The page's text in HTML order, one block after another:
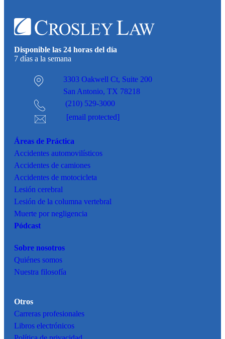
Disponible las 24 horas del día
7 días a la semana
3303 Oakwell Ct, Suite 200
San Antonio, TX 78218
(210) 529-3000
[email protected]
Áreas de Práctica
Accidentes automovilísticos
Accidentes de camiones
Accidentes de motocicleta
Lesión cerebral
Lesión de la columna vertebral
Muerte por negligencia
Pódcast
Sobre nosotros
Quiénes somos
Nuestra filosofía
Otros
Carreras profesionales
Libros electrónicos